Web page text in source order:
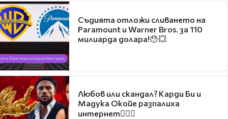
Съдията отложи сливането на
Paramount и Warner Bros. за 110
милиарда долара!😯💥
Любов или скандал? Карди Би и
Мадука Окойе разпалиха
интернет❤️‍🔥🔥